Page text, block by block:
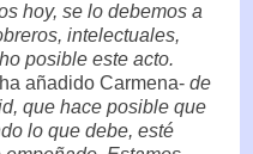
hoy, se lo debemos a
intelectuales,
posible este acto.
añadido Carmena- de
que hace posible que
lo que debe, esté